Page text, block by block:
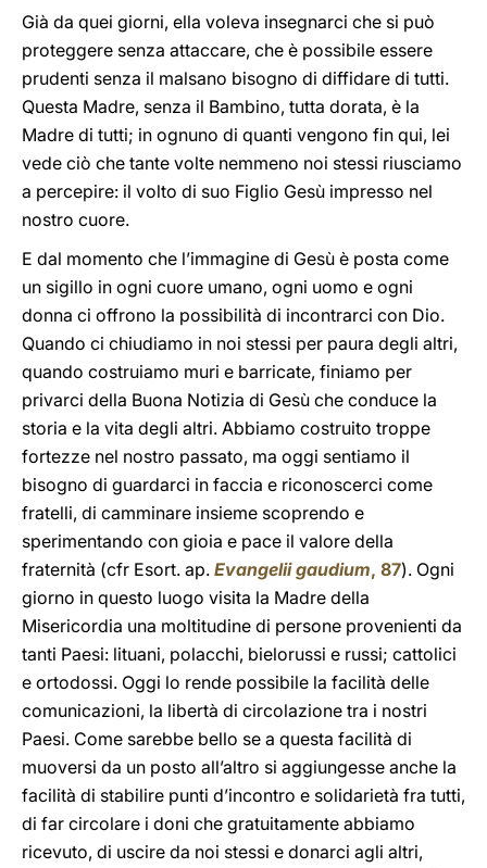
Già da quei giorni, ella voleva insegnarci che si può
proteggere senza attaccare, che è possibile essere
prudenti senza il malsano bisogno di diffidare di tutti.
Questa Madre, senza il Bambino, tutta dorata, è la
Madre di tutti; in ognuno di quanti vengono fin qui, lei
vede ciò che tante volte nemmeno noi stessi riusciamo
a percepire: il volto di suo Figlio Gesù impresso nel
nostro cuore.
E dal momento che l’immagine di Gesù è posta come
un sigillo in ogni cuore umano, ogni uomo e ogni
donna ci offrono la possibilità di incontrarci con Dio.
Quando ci chiudiamo in noi stessi per paura degli altri,
quando costruiamo muri e barricate, finiamo per
privarci della Buona Notizia di Gesù che conduce la
storia e la vita degli altri. Abbiamo costruito troppe
fortezze nel nostro passato, ma oggi sentiamo il
bisogno di guardarci in faccia e riconoscerci come
fratelli, di camminare insieme scoprendo e
sperimentando con gioia e pace il valore della
fraternità (cfr Esort. ap. Evangelii gaudium, 87). Ogni
giorno in questo luogo visita la Madre della
Misericordia una moltitudine di persone provenienti da
tanti Paesi: lituani, polacchi, bielorussi e russi; cattolici
e ortodossi. Oggi lo rende possibile la facilità delle
comunicazioni, la libertà di circolazione tra i nostri
Paesi. Come sarebbe bello se a questa facilità di
muoversi da un posto all’altro si aggiungesse anche la
facilità di stabilire punti d’incontro e solidarietà fra tutti,
di far circolare i doni che gratuitamente abbiamo
ricevuto, di uscire da noi stessi e donarci agli altri,